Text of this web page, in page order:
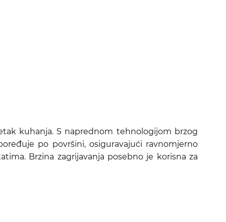
kuhanja. S naprednom tehnologijom brzog
po površini, osiguravajući ravnomjerno
Brzina zagrijavanja posebno je korisna za